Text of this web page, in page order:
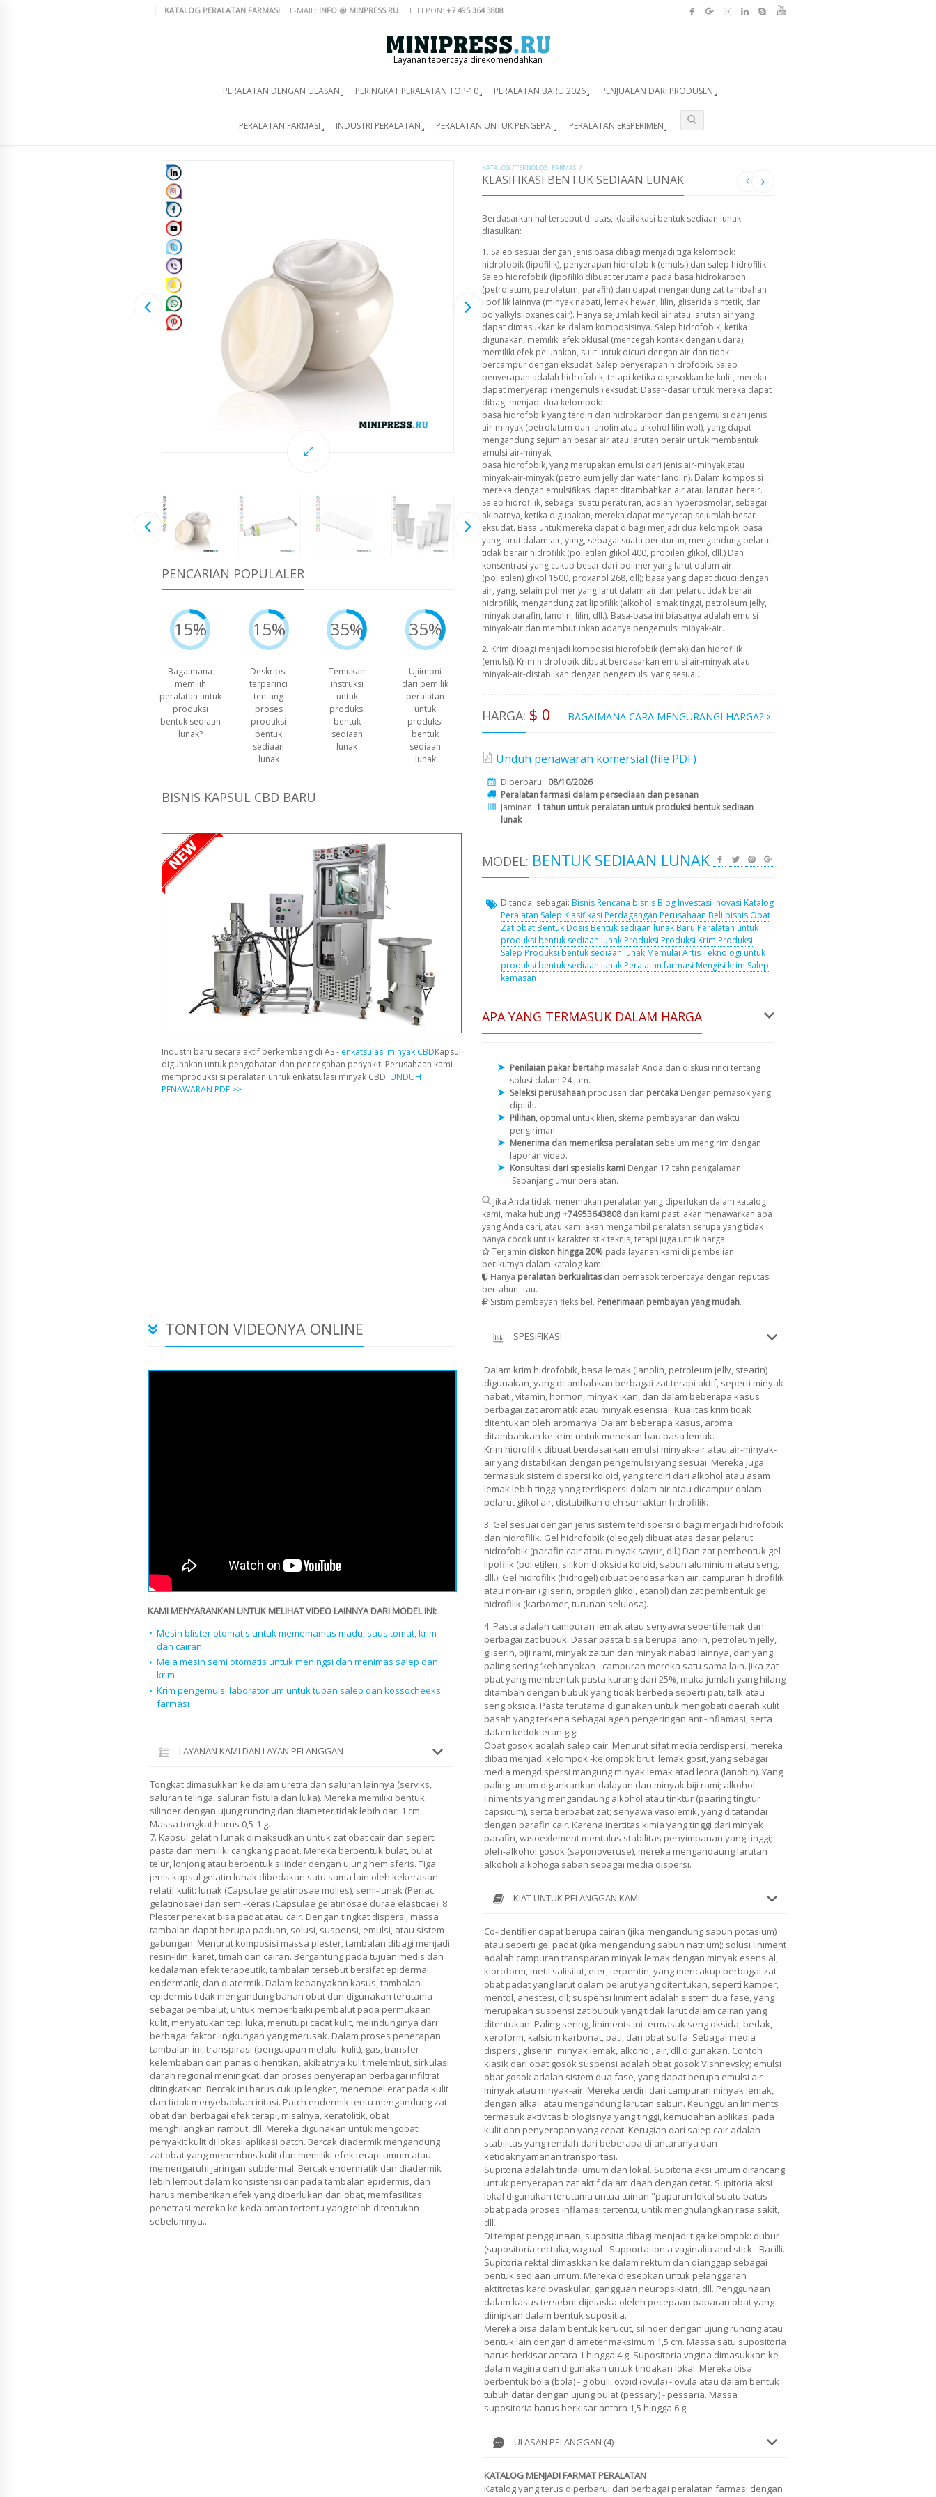
KATALOG PERALATAN FARMASI E-MAIL: INFO @ MINPRESS.RU TELEPON: +7 495 364 3808
Layanan tepercaya direkomendahkan
PERALATAN DENGAN ULASAN PERINGKAT PERALATAN TOP-10 PERALATAN BARU 2026 PENJUALAN DARI PRODUSEN
PERALATAN FARMASI INDUSTRI PERALATAN PERALATAN UNTUK PENGEPAI PERALATAN EKSPERIMEN
PENCARIAN POPULALER
15%
Bagaimana
memilih
peralatan untuk
produksi
bentuk sediaan
lunak?
15%
Deskripsi
terperinci
tentang
proses
produksi
bentuk
sediaan
lunak
35%
Temukan
instruksi
untuk
produksi
bentuk
sediaan
lunak
35%
Ujiimoni
dari pemilik
peralatan
untuk
produksi
bentuk
sediaan
lunak
BISNIS KAPSUL CBD BARU
Industri baru secara aktif berkembang di AS - enkatsulasi minyak CBDKapsul
digunakan untuk pengobatan dan pencegahan penyakit. Perusahaan kami
memproduksi si peralatan unruk enkatsulasi minyak CBD. UNDUH
PENAWARAN PDF >>
KATALOG /TEKNOLOGI FARMASI /
KLASIFIKASI BENTUK SEDIAAN LUNAK
Berdasarkan hal tersebut di atas, klasifakasi bentuk sediaan lunak
diasulkan:
1. Salep sesuai dengan jenis basa dibagi menjadi tiga kelompok:
hidrofobik (lipofilik), penyerapan hidrofobik (emulsi) dan salep hidrofilik.
Salep hidrofobik (lipofilik) dibuat terutama pada basa hidrokarbon
(petrolatum, petrolatum, parafin) dan dapat mengandung zat tambahan
lipofilik lainnya (minyak nabati, lemak hewan, lilin, gliserida sintetik, dan
polyalkylsiloxanes cair). Hanya sejumlah kecil air atau larutan air yang
dapat dimasukkan ke dalam komposisinya. Salep hidrofobik, ketika
digunakan, memiliki efek oklusal (mencegah kontak dengan udara),
memiliki efek pelunakan, sulit untuk dicuci dengan air dan tidak
bercampur dengan eksudat. Salep penyerapan hidrofobik. Salep
penyerapan adalah hidrofobik, tetapi ketika digosokkan ke kulit, mereka
dapat menyerap (mengemulsi) eksudat. Dasar-dasar untuk mereka dapat
dibagi menjadi dua kelompok:
basa hidrofobik yang terdiri dari hidrokarbon dan pengemulsi dari jenis
air-minyak (petrolatum dan lanolin atau alkohol lilin wol), yang dapat
mengandung sejumlah besar air atau larutan berair untuk membentuk
emulsi air-minyak;
basa hidrofobik, yang merupakan emulsi dari jenis air-minyak atau
minyak-air-minyak (petroleum jelly dan water lanolin). Dalam komposisi
mereka dengan emulsifikasi dapat ditambahkan air atau larutan berair.
Salep hidrofilik, sebagai suatu peraturan, adalah hyperosmolar, sebagai
akibatnya, ketika digunakan, mereka dapat menyerap sejumlah besar
eksudat. Basa untuk mereka dapat dibagi menjadi dua kelompok: basa
yang larut dalam air, yang, sebagai suatu peraturan, mengandung pelarut
tidak berair hidrofilik (polietilen glikol 400, propilen glikol, dll.) Dan
konsentrasi yang cukup besar dari polimer yang larut dalam air
(polietilen) glikol 1500, proxanol 268, dll); basa yang dapat dicuci dengan
air, yang, selain polimer yang larut dalam air dan pelarut tidak berair
hidrofilik, mengandung zat lipofilik (alkohol lemak tinggi, petroleum jelly,
minyak parafin, lanolin, lilin, dll.). Basa-basa ini biasanya adalah emulsi
minyak-air dan membutuhkan adanya pengemulsi minyak-air.
2. Krim dibagi menjadi komposisi hidrofobik (lemak) dan hidrofilik
(emulsi). Krim hidrofobik dibuat berdasarkan emulsi air-minyak atau
minyak-air-distabilkan dengan pengemulsi yang sesuai.
HARGA: $ 0 BAGAIMANA CARA MENGURANGI HARGA?
Unduh penawaran komersial (file PDF)
Diperbarui: 08/10/2026
Peralatan farmasi dalam persediaan dan pesanan
Jaminan: 1 tahun untuk peralatan untuk produksi bentuk sediaan
lunak
MODEL: BENTUK SEDIAAN LUNAK
Ditandai sebagai: BisnisRencana bisnisBlogInvestasi Inovasi Katalog
Peralatan Salep Klasifikasi Perdagangan Perusahaan Beli bisnis Obat
Zat obatBentuk DosisBentuk sediaan lunakBaru Peralatan untuk
produksi bentuk sediaan lunakProduksi Produksi Krim Produksi
Salep Produksi bentuk sediaan lunakMemulai ArtisTeknologi untuk
produksi bentuk sediaan lunakPeralatan farmasi Mengisi krim Salep
kemasan
APA YANG TERMASUK DALAM HARGA
Penilaian pakar bertahp masalah Anda dan diskusi rinci tentang
solusi dalam 24 jam.
Seleksi perusahaan produsen dan percaka Dengan pemasok yang
dipilih.
Pilihan, optimal untuk klien, skema pembayaran dan waktu
pengiriman.
Menerima dan memeriksa peralatan sebelum mengirim dengan
laporan video.
Konsultasi dari spesialis kami Dengan 17 tahn pengalaman
Sepanjang umur peralatan.
Jika Anda tidak menemukan peralatan yang diperlukan dalam katalog
kami, maka hubungi +74953643808dan kami pasti akan menawarkan apa
yang Anda cari, atau kami akan mengambil peralatan serupa yang tidak
hanya cocok untuk karakteristik teknis, tetapi juga untuk harga.
Terjamin diskon hingga 20% pada layanan kami di pembelian
berikutnya dalam katalog kami.
Hanya peralatan berkualitasdari pemasok terpercaya dengan reputasi
bertahun- tau.
Sistim pembayan fleksibel. Penerimaan pembayan yang mudah.
TONTON VIDEONYA ONLINE
KAMI MENYARANKAN UNTUK MELIHAT VIDEO LAINNYA DARI MODEL INI:
Mesin blister otomatis untuk mememamas madu, saus tomat, krim
dan cairan
Meja mesin semi otomatis untuk meningsi dan menimas salep dan
krim
Krim pengemulsi laboratorium untuk tupan salep dan kossocheeks
farmasi
LAYANAN KAMI DAN LAYAN PELANGGAN
Tongkat dimasukkan ke dalam uretra dan saluran lainnya (serviks,
saluran telinga, saluran fistula dan luka). Mereka memiliki bentuk
silinder dengan ujung runcing dan diameter tidak lebih dari 1 cm.
Massa tongkat harus 0,5-1 g.
7. Kapsul gelatin lunak dimaksudkan untuk zat obat cair dan seperti
pasta dan memiliki cangkang padat. Mereka berbentuk bulat, bulat
telur, lonjong atau berbentuk silinder dengan ujung hemisferis. Tiga
jenis kapsul gelatin lunak dibedakan satu sama lain oleh kekerasan
relatif kulit: lunak (Capsulae gelatinosae molles), semi-lunak (Perlac
gelatinosae) dan semi-keras (Capsulae gelatinosae durae elasticae). 8.
Plester perekat bisa padat atau cair. Dengan tingkat dispersi, massa
tambalan dapat berupa paduan, solusi, suspensi, emulsi, atau sistem
gabungan. Menurut komposisi massa plester, tambalan dibagi menjadi
resin-lilin, karet, timah dan cairan. Bergantung pada tujuan medis dan
kedalaman efek terapeutik, tambalan tersebut bersifat epidermal,
endermatik, dan diatermik. Dalam kebanyakan kasus, tambalan
epidermis tidak mengandung bahan obat dan digunakan terutama
sebagai pembalut, untuk memperbaiki pembalut pada permukaan
kulit, menyatukan tepi luka, menutupi cacat kulit, melindunginya dari
berbagai faktor lingkungan yang merusak. Dalam proses penerapan
tambalan ini, transpirasi (penguapan melalui kulit), gas, transfer
kelembaban dan panas dihentikan, akibatnya kulit melembut, sirkulasi
darah regional meningkat, dan proses penyerapan berbagai infiltrat
ditingkatkan. Bercak ini harus cukup lengket, menempel erat pada kulit
dan tidak menyebabkan iritasi. Patch endermik tentu mengandung zat
obat dari berbagai efek terapi, misalnya, keratolitik, obat
menghilangkan rambut, dll. Mereka digunakan untuk mengobati
penyakit kulit di lokasi aplikasi patch. Bercak diadermik mengandung
zat obat yang menembus kulit dan memiliki efek terapi umum atau
memengaruhi jaringan subdermal. Bercak endermatik dan diadermik
lebih lembut dalam konsistensi daripada tambalan epidermis, dan
harus memberikan efek yang diperlukan dari obat, memfasilitasi
penetrasi mereka ke kedalaman tertentu yang telah ditentukan
sebelumnya..
SPESIFIKASI
Dalam krim hidrofobik, basa lemak (lanolin, petroleum jelly, stearin)
digunakan, yang ditambahkan berbagai zat terapi aktif, seperti minyak
nabati, vitamin, hormon, minyak ikan, dan dalam beberapa kasus
berbagai zat aromatik atau minyak esensial. Kualitas krim tidak
ditentukan oleh aromanya. Dalam beberapa kasus, aroma
ditambahkan ke krim untuk menekan bau basa lemak.
Krim hidrofilik dibuat berdasarkan emulsi minyak-air atau air-minyak-
air yang distabilkan dengan pengemulsi yang sesuai. Mereka juga
termasuk sistem dispersi koloid, yang terdiri dari alkohol atau asam
lemak lebih tinggi yang terdispersi dalam air atau dicampur dalam
pelarut glikol air, distabilkan oleh surfaktan hidrofilik.
3. Gel sesuai dengan jenis sistem terdispersi dibagi menjadi hidrofobik
dan hidrofilik. Gel hidrofobik (oleogel) dibuat atas dasar pelarut
hidrofobik (parafin cair atau minyak sayur, dll.) Dan zat pembentuk gel
lipofilik (polietilen, silikon dioksida koloid, sabun aluminium atau seng,
dll.). Gel hidrofilik (hidrogel) dibuat berdasarkan air, campuran hidrofilik
atau non-air (gliserin, propilen glikol, etanol) dan zat pembentuk gel
hidrofilik (karbomer, turunan selulosa).
4. Pasta adalah campuran lemak atau senyawa seperti lemak dan
berbagai zat bubuk. Dasar pasta bisa berupa lanolin, petroleum jelly,
gliserin, biji rami, minyak zaitun dan minyak nabati lainnya, dan yang
paling sering ‘kebanyakan - campuran mereka satu sama lain. Jika zat
obat yang membentuk pasta kurang dari 25%, maka jumlah yang hilang
ditambah dengan bubuk yang tidak berbeda seperti pati, talk atau
seng oksida. Pasta terutama digunakan untuk mengobati daerah kulit
basah yang terkena sebagai agen pengeringan anti-inflamasi, serta
dalam kedokteran gigi.
Obat gosok adalah salep cair. Menurut sifat media terdispersi, mereka
dibati menjadi kelompok -kelompok brut: lemak gosit, yang sebagai
media mengdispersi mangung minyak lemak atad lepra (lanobin). Yang
paling umum digunkankan dalayan dan minyak biji rami; alkohol
liniments yang mengandaung alkohol atau tinktur (paaring tingtur
capsicum), serta berbabat zat; senyawa vasolemik, yang ditatandai
dengan parafin cair. Karena inertitas kimia yang tinggi dari minyak
parafin, vasoexlement mentulus stabilitas penyimpanan yang tinggi;
oleh-alkohol gosok (saponoveruse), mereka mengandaung larutan
alkoholi alkohoga saban sebagai media dispersi.
KIAT UNTUK PELANGGAN KAMI
Co-identifier dapat berupa cairan (jika mengandung sabun potasium)
atau seperti gel padat (jika mengandung sabun natrium); solusi liniment
adalah campuran transparan minyak lemak dengan minyak esensial,
kloroform, metil salisilat, eter, terpentin, yang mencakup berbagai zat
obat padat yang larut dalam pelarut yang ditentukan, seperti kamper,
mentol, anestesi, dll; suspensi liniment adalah sistem dua fase, yang
merupakan suspensi zat bubuk yang tidak larut dalam cairan yang
ditentukan. Paling sering, liniments ini termasuk seng oksida, bedak,
xeroform, kalsium karbonat, pati, dan obat sulfa. Sebagai media
dispersi, gliserin, minyak lemak, alkohol, air, dll digunakan. Contoh
klasik dari obat gosok suspensi adalah obat gosok Vishnevsky; emulsi
obat gosok adalah sistem dua fase, yang dapat berupa emulsi air-
minyak atau minyak-air. Mereka terdiri dari campuran minyak lemak,
dengan alkali atau mengandung larutan sabun. Keunggulan liniments
termasuk aktivitas biologisnya yang tinggi, kemudahan aplikasi pada
kulit dan penyerapan yang cepat. Kerugian dari salep cair adalah
stabilitas yang rendah dari beberapa di antaranya dan
ketidaknyamanan transportasi.
Supitoria adalah tindai umum dan lokal. Supitoria aksi umum dirancang
untuk penyerapan zat aktif dalam daah dengan cetat. Supitoria aksi
lokal digunakan terutama untua tuinan "paparan lokal suatu batus
obat pada proses inflamasi tertentu, untik menghulangkan rasa sakit,
dll..
Di tempat penggunaan, supositia dibagi menjadi tiga kelompok: dubur
(supositoria rectalia, vaginal - Supportation a vaginalia and stick - Bacilli.
Supitoria rektal dimaskkan ke dalam rektum dan dianggap sebagai
bentuk sediaan umum. Mereka diesepkan untuk pelanggaran
aktitrotas kardiovaskular, gangguan neuropsikiatri, dll. Penggunaan
dalam kasus tersebut dijelaska oleleh pecepaan paparan obat yang
diinipkan dalam bentuk supositia.
Mereka bisa dalam bentuk kerucut, silinder dengan ujung runcing atau
bentuk lain dengan diameter maksimum 1,5 cm. Massa satu supositoria
harus berkisar antara 1 hingga 4 g. Supositoria vagina dimasukkan ke
dalam vagina dan digunakan untuk tindakan lokal. Mereka bisa
berbentuk bola (bola) - globuli, ovoid (ovula) - ovula atau dalam bentuk
tubuh datar dengan ujung bulat (pessary) - pessaria. Massa
supositoria harus berkisar antara 1,5 hingga 6 g.
ULASAN PELANGGAN (4)
KATALOG MENJADI FARMAT PERALATAN
Katalog yang terus diperbarui dari berbagai peralatan farmasi dengan